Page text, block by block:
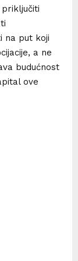
priključiti
na put koji
a ne
budućnost
ove